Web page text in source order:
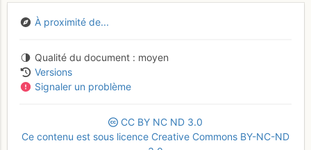
À proximité de...
Qualité du document
moyen
Versions
Signaler un problème
CC BY NC ND 3.0
Ce contenu est sous licence Creative Commons BY-NC-ND